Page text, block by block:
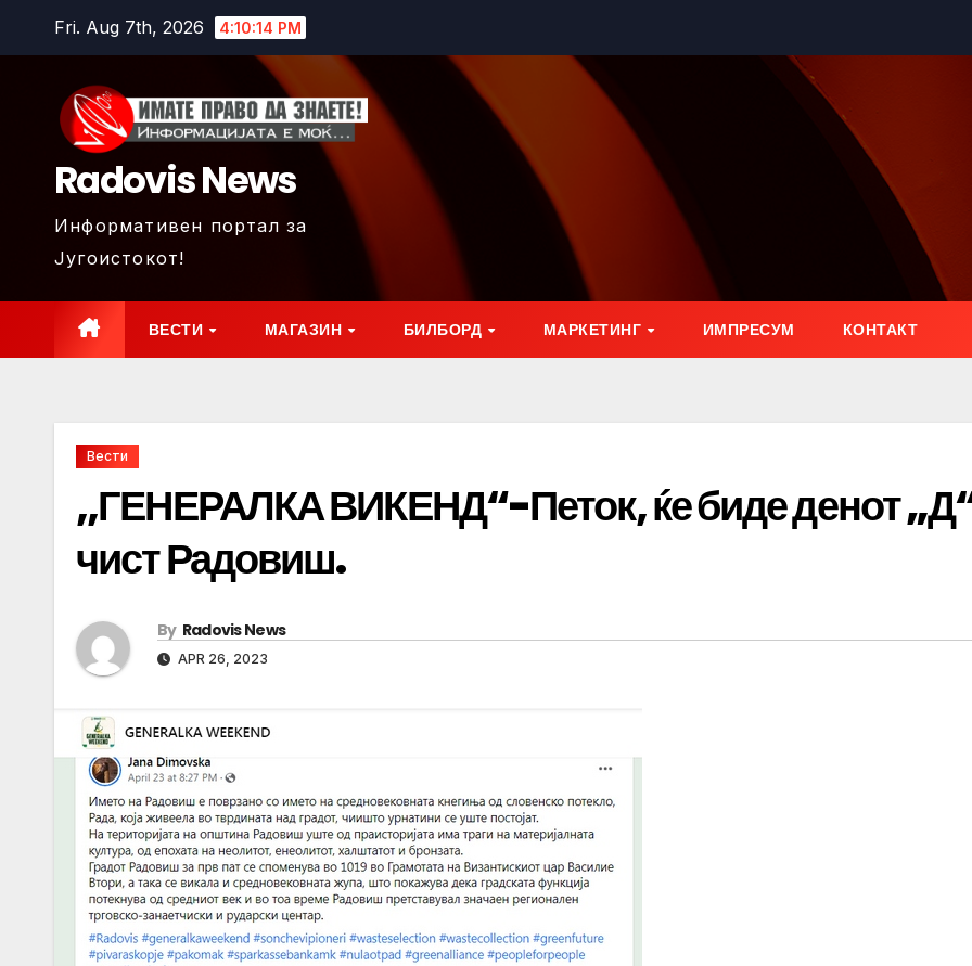
Fri. Aug 7th, 2026 4:10:16 PM
Radovis News
Информативен портал за
Југоистокот!
ВЕСТИ МАГАЗИН БИЛБОРД МАРКЕТИНГ ИМПРЕСУМ КОНТАКТ
Вести
,,ГЕНЕРАЛКА ВИКЕНД“-Петок, ќе биде денот
чист Радовиш.
By Radovis News
APR 26, 2023